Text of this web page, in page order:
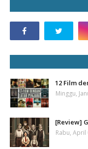
12 Film
Minggu,
[Review]
Rabu, April